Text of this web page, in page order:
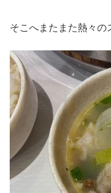
そこへまたまた熱々の